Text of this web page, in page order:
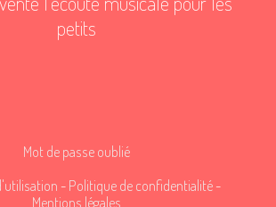
petits
Mot de passe oublié
-Politique de confidentialité-
Mentions légales